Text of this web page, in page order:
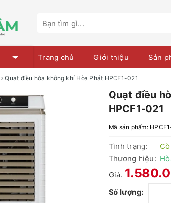
Trang chủ Giới thiệu Sản
Quạt điều hòa không khí Hòa Phát HPCF1-021
Quạt điều
HPCF1-021
Mã sản phẩm:
Tình trạng:
Thương hiệu:
Giá:
Số lượng: